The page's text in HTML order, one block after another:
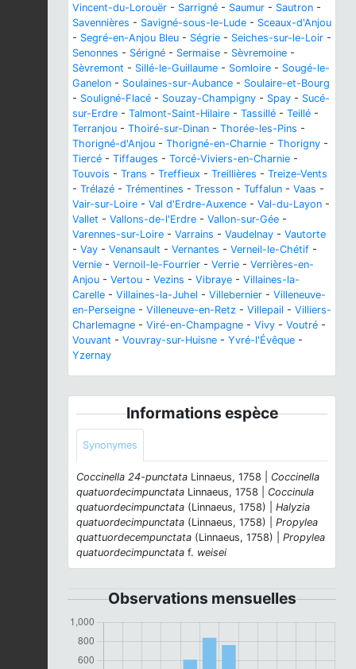
Vincent-du-Lorouër - Sarrigné - Saumur - Sautron -
Savennières - Savigné-sous-le-Lude - Sceaux-d'Anjou
- Segré-en-Anjou Bleu - Ségrie - Seiches-sur-le-Loir -
Senonnes - Sérigné - Sermaise - Sèvremoine -
Sèvremont - Sillé-le-Guillaume - Somloire - Sougé-le-
Ganelon - Soulaines-sur-Aubance - Soulaire-et-Bourg
- Souligné-Flacé - Souzay-Champigny - Spay - Sucé-
sur-Erdre - Talmont-Saint-Hilaire - Tassillé - Teillé -
Terranjou - Thoiré-sur-Dinan - Thorée-les-Pins -
Thorigné-d'Anjou - Thorigné-en-Charnie - Thorigny -
Tiercé - Tiffauges - Torcé-Viviers-en-Charnie -
Touvois - Trans - Treffieux - Treillières - Treize-Vents
- Trélazé - Trémentines - Tresson - Tuffalun - Vaas -
Vair-sur-Loire - Val d'Erdre-Auxence - Val-du-Layon -
Vallet - Vallons-de-l'Erdre - Vallon-sur-Gée -
Varennes-sur-Loire - Varrains - Vaudelnay - Vautorte
- Vay - Venansault - Vernantes - Verneil-le-Chétif -
Vernie - Vernoil-le-Fourrier - Verrie - Verrières-en-
Anjou - Vertou - Vezins - Vibraye - Villaines-la-
Carelle - Villaines-la-Juhel - Villebernier - Villeneuve-
en-Perseigne - Villeneuve-en-Retz - Villepail - Villiers-
Charlemagne - Viré-en-Champagne - Vivy - Voutré -
Vouvant - Vouvray-sur-Huisne - Yvré-l'Évêque -
Yzernay
Informations espèce
Synonymes
Coccinella 24-punctata Linnaeus, 1758 | Coccinella
quatuordecimpunctata Linnaeus, 1758 | Coccinula
quatuordecimpunctata (Linnaeus, 1758) | Halyzia
quatuordecimpunctata (Linnaeus, 1758) | Propylea
quattuordecempunctata (Linnaeus, 1758) | Propylea
quatuordecimpunctata f. weisei
Observations mensuelles